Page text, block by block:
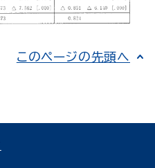
このページの先頭へ